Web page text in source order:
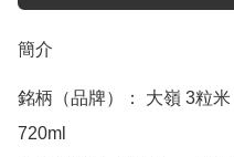
簡介
銘柄（品牌）： 大嶺 3粒
720ml